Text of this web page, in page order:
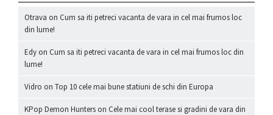
Otrava on Cum sa iti petreci vacanta de vara in cel mai frumos loc
din lume!
Edy on Cum sa iti petreci vacanta de vara in cel mai frumos loc din
lume!
Vidro on Top 10 cele mai bune statiuni de schi din Europa
KPop Demon Hunters on Cele mai cool terase si gradini de vara din